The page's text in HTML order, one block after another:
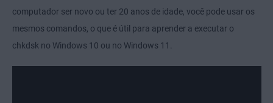
computador ser novo ou ter 20 anos de idade, você pode usar os
mesmos comandos, o que é útil para aprender a executar o
chkdsk no Windows 10 ou no Windows 11.